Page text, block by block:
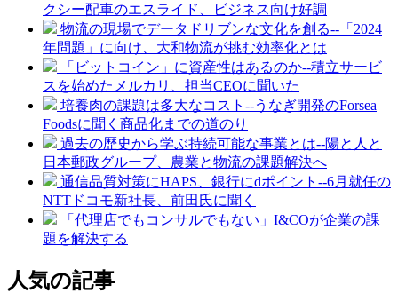
クシー配車のエスライド、ビジネス向け好調
物流の現場でデータドリブンな文化を創る--「2024
年問題」に向け、大和物流が挑む効率化とは
「ビットコイン」に資産性はあるのか--積立サービ
スを始めたメルカリ、担当CEOに聞いた
培養肉の課題は多大なコスト--うなぎ開発のForsea
Foodsに聞く商品化までの道のり
過去の歴史から学ぶ持続可能な事業とは--陽と人と
日本郵政グループ、農業と物流の課題解決へ
通信品質対策にHAPS、銀行にdポイント--6月就任の
NTTドコモ新社長、前田氏に聞く
「代理店でもコンサルでもない」I&COが企業の課
題を解決する
人気の記事